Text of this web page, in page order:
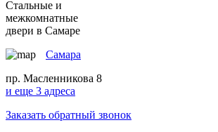
Стальные и
межкомнатные
двери в Самаре
Самара
пр. Масленникова 8
и еще 3 адреса
Заказать обратный звонок